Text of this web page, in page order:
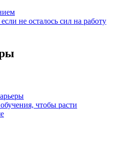
не осталось сил на работу
чтобы расти